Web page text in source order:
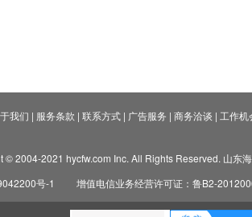
我们 | 服务条款 | 联系方式| 广告服务 | 商务洽谈 | 工作机
© 2004-2021 hycfw.com Inc. All Rights Reserved. 山东
号-1
增值电信业务经营许可证：鲁B2-